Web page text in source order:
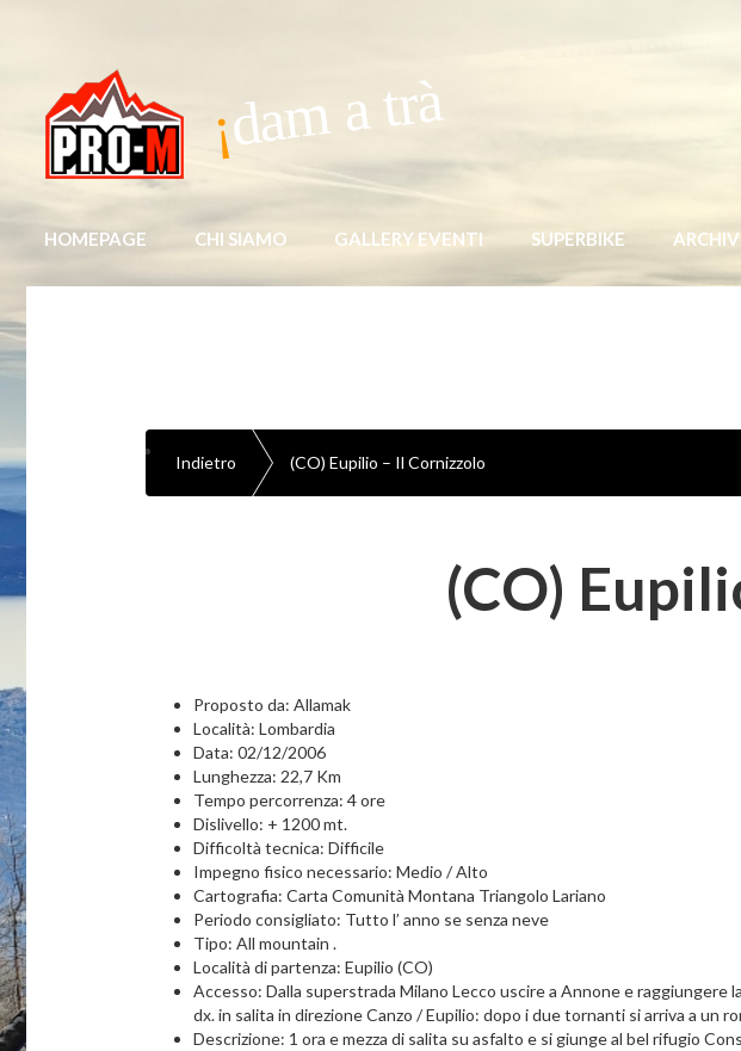
dam a trà
HOMEPAGE CHI SIAMO GALLERY EVENTI SUPERBIKE
Indietro (CO) Eupilio – Il Cornizzolo
(CO)
Proposto da: Allamak
Località: Lombardia
Data: 02/12/2006
Lunghezza: 22,7 Km
Tempo percorrenza: 4 ore
Dislivello: + 1200 mt.
Difficoltà tecnica: Difficile
Impegno fisico necessario: Medio / Alto
Cartografia: Carta Comunità Montana Triangolo Lariano
Periodo consigliato: Tutto l’ anno se senza neve
Tipo: All mountain .
Località di partenza: Eupilio (CO)
Accesso: Dalla superstrada Milano Lecco uscire a Annone e raggiungere
dx. in salita in direzione Canzo / Eupilio: dopo i due tornanti si arriva a un
Descrizione: 1 ora e mezza di salita su asfalto e si giunge al bel rifugio